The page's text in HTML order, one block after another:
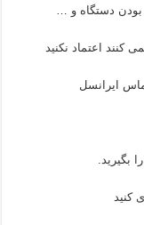
دستگاه و …
اعتماد نکنید
ایرانسل
کنید